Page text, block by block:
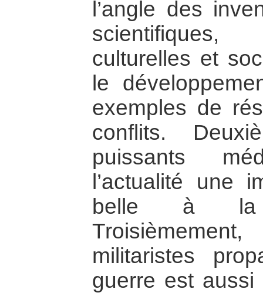
l’angle des
culturelles et
le
exemples de
conflits.
puissants
l’actualité une
belle à la
militaristes
guerre est aussi